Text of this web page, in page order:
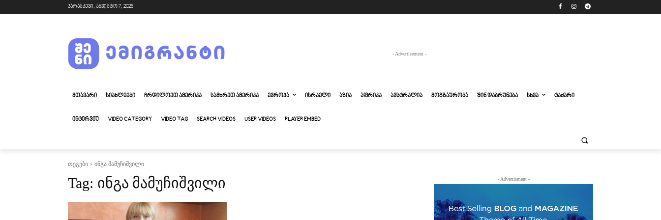
პარასკევი, აგვისტო 7, 2026
- Advertisement -
ᲛᲗᲐᲕᲐᲠᲘ ᲡᲘᲐᲮᲚᲔᲔᲑᲘ ᲩᲠᲓᲘᲚᲝᲔᲗ ᲐᲛᲔᲠᲘᲙᲐ ᲡᲐᲛᲮᲠᲔᲗ ᲐᲛᲔᲠᲘᲙᲐ ᲔᲕᲠᲝᲞᲐ ᲘᲡᲠᲐᲔᲚᲘ ᲐᲖᲘᲐ ᲐᲤᲠᲘᲙᲐ ᲐᲕᲡᲢᲠᲐᲚᲘᲐ ᲛᲝᲒᲖᲐᲣᲠᲝᲑᲐ ᲨᲘᲜ ᲓᲐᲑᲠᲣᲜᲔᲑᲐ ᲡᲮᲕᲐ ᲢᲐᲫᲐᲠᲘ
ᲘᲜᲢᲔᲠᲕᲘᲣ VIDEO CATEGORY VIDEO TAG SEARCH VIDEOS USER VIDEOS PLAYER EMBED
თეგები ინგა მამუჩიშვილი
Tag: ინგა მამუჩიშვილი - Advertisment -